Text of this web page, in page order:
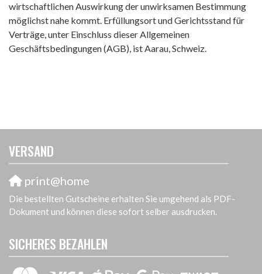
wirtschaftlichen Auswirkung der unwirksamen Bestimmung
möglichst nahe kommt. Erfüllungsort und Gerichtsstand für
Verträge, unter Einschluss dieser Allgemeinen
Geschäftsbedingungen (AGB), ist Aarau, Schweiz.
VERSAND
print@home
Die bestellten Gutscheine erhalten Sie umgehend als PDF-
Dokument und können diese sofort selber ausdrucken.
SICHERES BEZAHLEN